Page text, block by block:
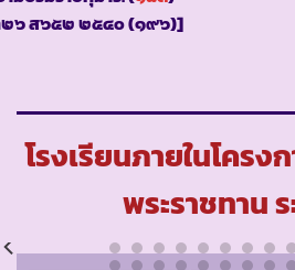
๖ ส๖๕๒ ๒๕๔๐ (๑๙๖)]
โรงเรียนภายในโคร
พระราชทาน